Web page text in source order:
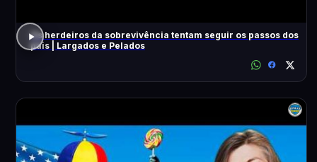
Os herdeiros da sobrevivência tentam seguir os passos dos
pais | Largados e Pelados